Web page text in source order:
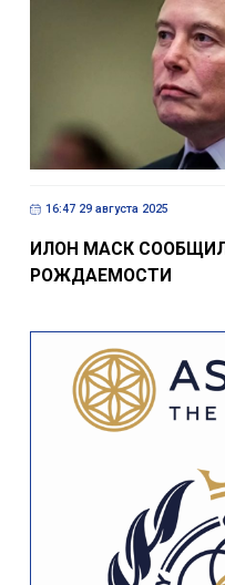
16:47 29 августа 2025
ИЛОН МАСК
РОЖДАЕМОСТИ